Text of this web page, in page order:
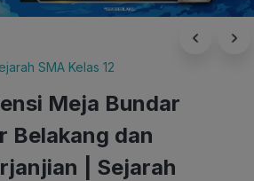
SMA Kelas 12
Meja Bundar
Belakang dan
| Sejarah